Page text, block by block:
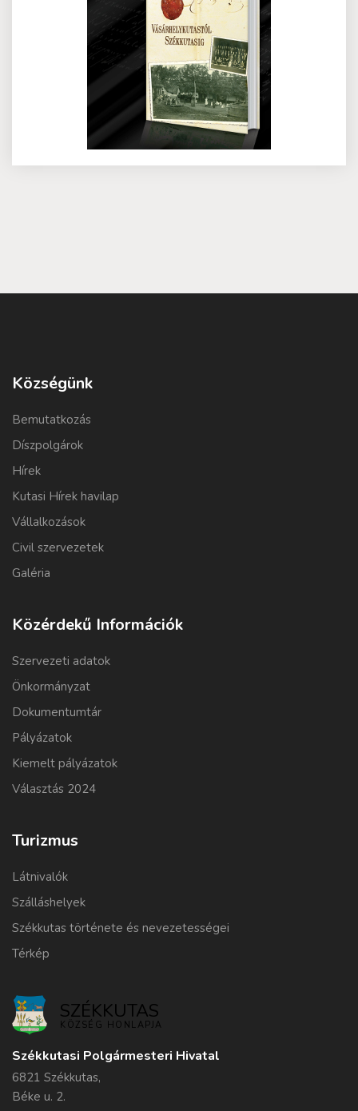
Községünk
Bemutatkozás
Díszpolgárok
Hírek
Kutasi Hírek havilap
Vállalkozások
Civil szervezetek
Galéria
Közérdekű Információk
Szervezeti adatok
Önkormányzat
Dokumentumtár
Pályázatok
Kiemelt pályázatok
Választás 2024
Turizmus
Látnivalók
Szálláshelyek
Székkutas története és nevezetességei
Térkép
SZÉKKUTAS
KÖZSÉG HONLAPJA
Székkutasi Polgármesteri Hivatal
6821 Székkutas,
Béke u. 2.